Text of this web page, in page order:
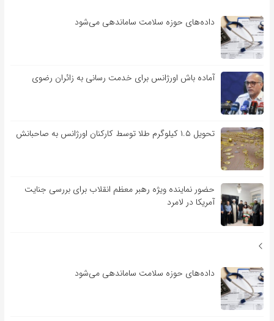
داده‌های حوزه سلامت ساماندهی می‌شود
آماده باش اورژانس برای خدمت رسانی به زائران رضوی
تحویل ۱.۵ کیلوگرم طلا توسط کارکنان اورژانس به صاحبانش
حضور نماینده ویژه رهبر معظم انقلاب برای بررسی جنایت
آمریکا در لامرد
داده‌های حوزه سلامت ساماندهی می‌شود